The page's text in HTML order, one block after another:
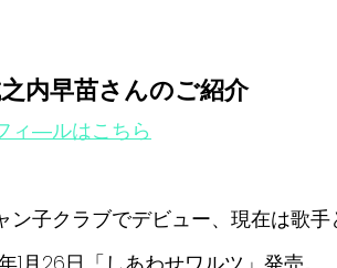
之内早苗さんのご紹介
ィ―ルはこちら
ン子クラブでデビュー、現在は歌